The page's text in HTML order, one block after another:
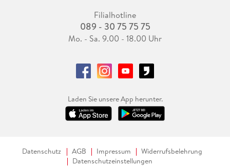
Filialhotline
089 - 30 75 75 75
Mo. - Sa. 9.00 - 18.00 Uhr
Laden Sie unsere App herunter.
Datenschutz AGB Impressum
Widerrufsbelehrung
Datenschutzeinstellungen